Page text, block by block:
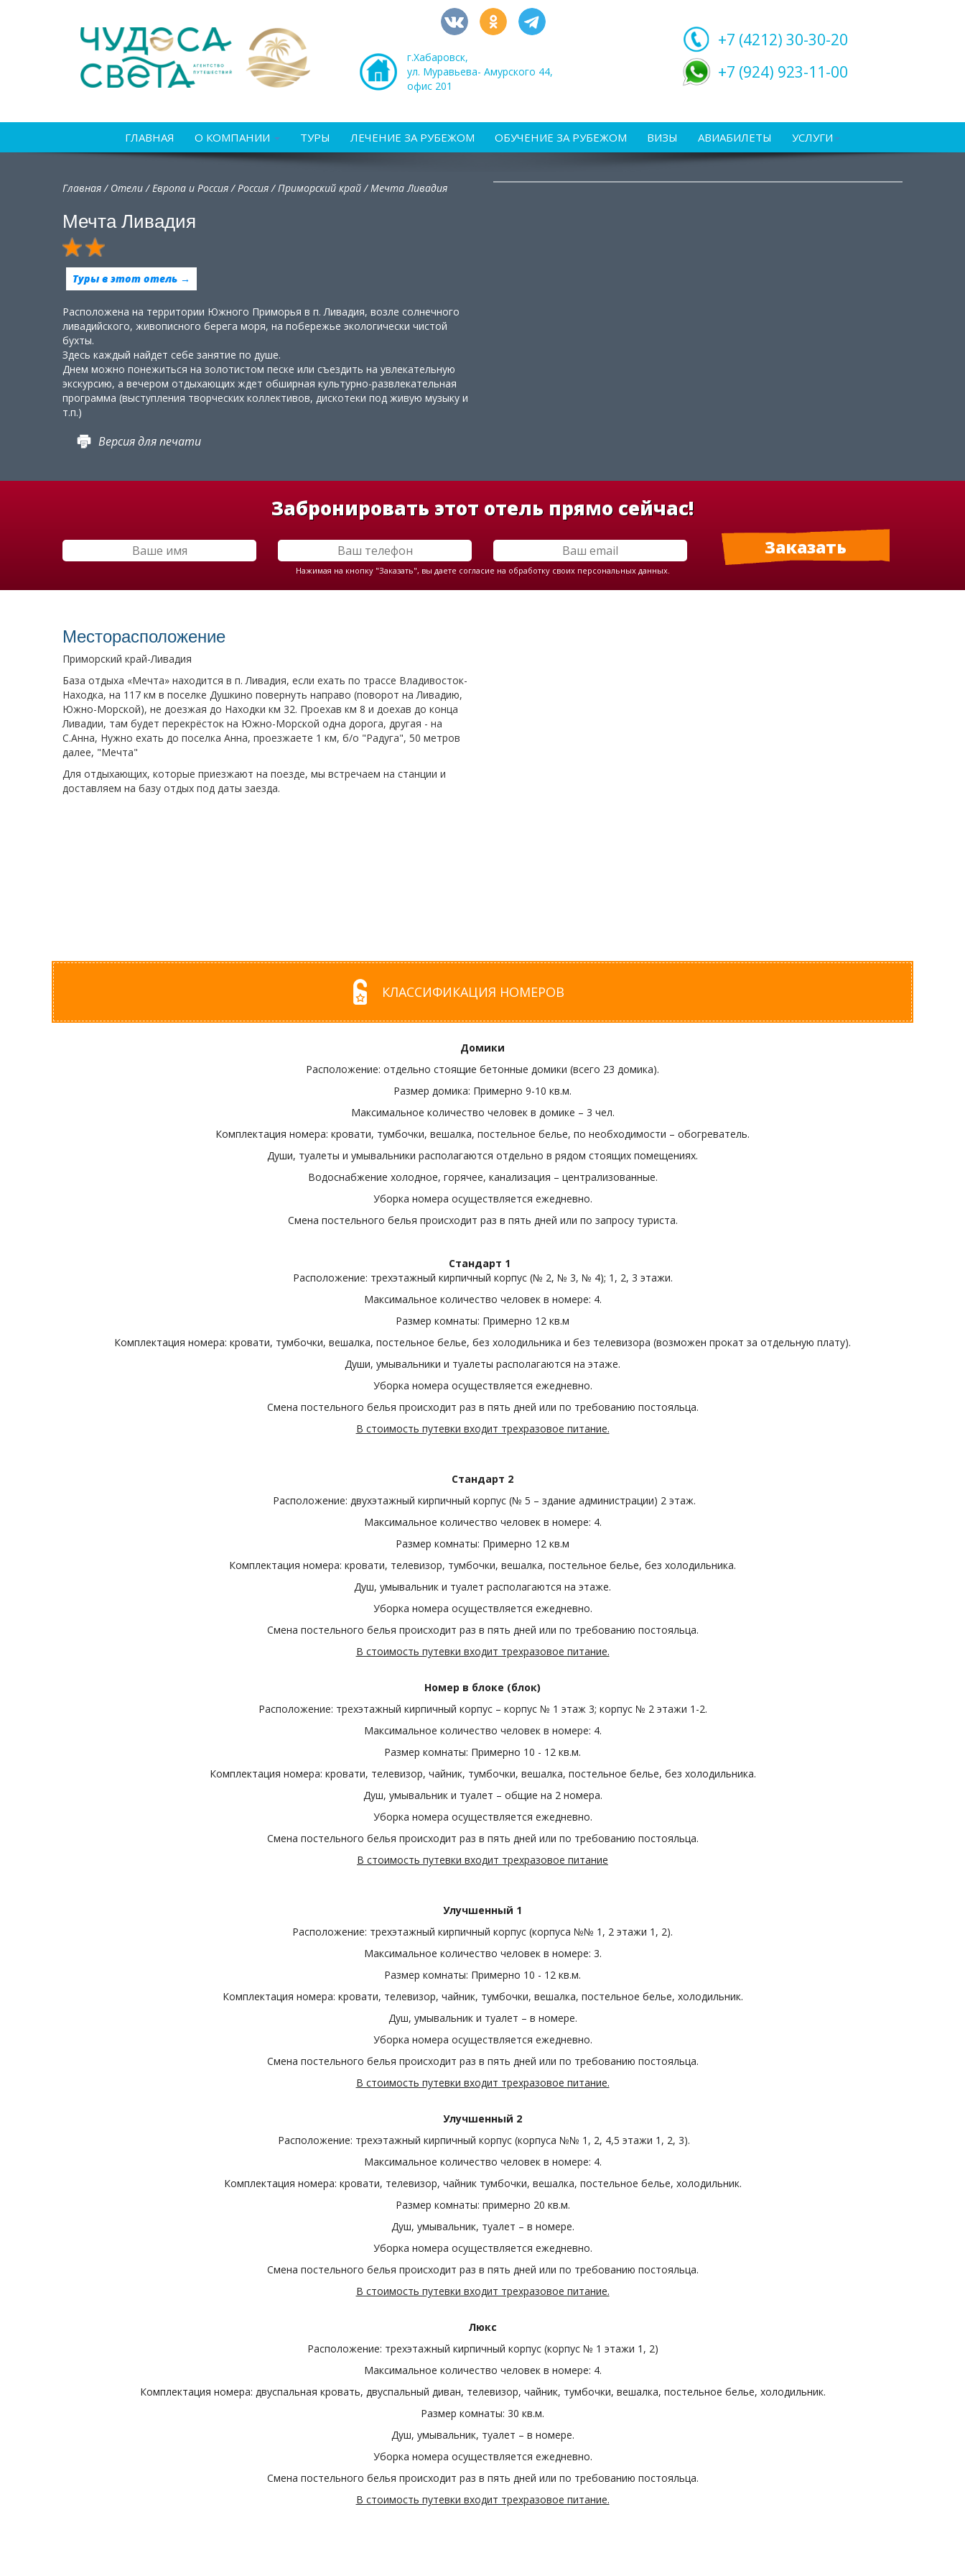
г.Хабаровск,
ул. Муравьева- Амурского 44,
офис 201
+7 (4212) 30-30-20
+7 (924) 923-11-00
ГЛАВНАЯ О КОМПАНИИ ТУРЫ ЛЕЧЕНИЕ ЗА РУБЕЖОМ ОБУЧЕНИЕ ЗА РУБЕЖОМ ВИЗЫ АВИАБИЛЕТЫ УСЛУГИ
Главная/ Отели/Европа и Россия/Россия/Приморский край /Мечта Ливадия
Мечта Ливадия
Туры в этот отель →
Расположена на территории Южного Приморья в п. Ливадия, возле солнечного
ливадийского, живописного берега моря, на побережье экологически чистой
бухты.
Здесь каждый найдет себе занятие по душе.
Днем можно понежиться на золотистом песке или съездить на увлекательную
экскурсию, а вечером отдыхающих ждет обширная культурно-развлекательная
программа (выступления творческих коллективов, дискотеки под живую музыку и
т.п.)
Версия для печати
Забронировать этот отель прямо сейчас!
Нажимая на кнопку "Заказать", вы даете согласие на обработку своих персональных данных.
Месторасположение
Приморский край-Ливадия
База отдыха «Мечта» находится в п. Ливадия, если ехать по трассе Владивосток-
Находка, на 117 км в поселке Душкино повернуть направо (поворот на Ливадию,
Южно-Морской), не доезжая до Находки км 32. Проехав км 8 и доехав до конца
Ливадии, там будет перекрёсток на Южно-Морской одна дорога, другая - на
С.Анна, Нужно ехать до поселка Анна, проезжаете 1 км, б/о "Радуга", 50 метров
далее, "Мечта"
Для отдыхающих, которые приезжают на поезде, мы встречаем на станции и
доставляем на базу отдых под даты заезда.
КЛАССИФИКАЦИЯ НОМЕРОВ
Домики
Расположение: отдельно стоящие бетонные домики (всего 23 домика).
Размер домика: Примерно 9-10 кв.м.
Максимальное количество человек в домике – 3 чел.
Комплектация номера: кровати, тумбочки, вешалка, постельное белье, по необходимости – обогреватель.
Души, туалеты и умывальники располагаются отдельно в рядом стоящих помещениях.
Водоснабжение холодное, горячее, канализация – централизованные.
Уборка номера осуществляется ежедневно.
Смена постельного белья происходит раз в пять дней или по запросу туриста.
Стандарт 1
Расположение: трехэтажный кирпичный корпус (№ 2, № 3, № 4); 1, 2, 3 этажи.
Максимальное количество человек в номере: 4.
Размер комнаты: Примерно 12 кв.м
Комплектация номера: кровати, тумбочки, вешалка, постельное белье, без холодильника и без телевизора (возможен прокат за отдельную плату).
Души, умывальники и туалеты располагаются на этаже.
Уборка номера осуществляется ежедневно.
Смена постельного белья происходит раз в пять дней или по требованию постояльца.
В стоимость путевки входит трехразовое питание.
Стандарт 2
Расположение: двухэтажный кирпичный корпус (№ 5 – здание администрации) 2 этаж.
Максимальное количество человек в номере: 4.
Размер комнаты: Примерно 12 кв.м
Комплектация номера: кровати, телевизор, тумбочки, вешалка, постельное белье, без холодильника.
Душ, умывальник и туалет располагаются на этаже.
Уборка номера осуществляется ежедневно.
Смена постельного белья происходит раз в пять дней или по требованию постояльца.
В стоимость путевки входит трехразовое питание.
Номер в блоке (блок)
Расположение: трехэтажный кирпичный корпус – корпус № 1 этаж 3; корпус № 2 этажи 1-2.
Максимальное количество человек в номере: 4.
Размер комнаты: Примерно 10 - 12 кв.м.
Комплектация номера: кровати, телевизор, чайник, тумбочки, вешалка, постельное белье, без холодильника.
Душ, умывальник и туалет – общие на 2 номера.
Уборка номера осуществляется ежедневно.
Смена постельного белья происходит раз в пять дней или по требованию постояльца.
В стоимость путевки входит трехразовое питание
Улучшенный 1
Расположение: трехэтажный кирпичный корпус (корпуса №№ 1, 2 этажи 1, 2).
Максимальное количество человек в номере: 3.
Размер комнаты: Примерно 10 - 12 кв.м.
Комплектация номера: кровати, телевизор, чайник, тумбочки, вешалка, постельное белье, холодильник.
Душ, умывальник и туалет – в номере.
Уборка номера осуществляется ежедневно.
Смена постельного белья происходит раз в пять дней или по требованию постояльца.
В стоимость путевки входит трехразовое питание.
Улучшенный 2
Расположение: трехэтажный кирпичный корпус (корпуса №№ 1, 2, 4,5 этажи 1, 2, 3).
Максимальное количество человек в номере: 4.
Комплектация номера: кровати, телевизор, чайник тумбочки, вешалка, постельное белье, холодильник.
Размер комнаты: примерно 20 кв.м.
Душ, умывальник, туалет – в номере.
Уборка номера осуществляется ежедневно.
Смена постельного белья происходит раз в пять дней или по требованию постояльца.
В стоимость путевки входит трехразовое питание.
Люкс
Расположение: трехэтажный кирпичный корпус (корпус № 1 этажи 1, 2)
Максимальное количество человек в номере: 4.
Комплектация номера: двуспальная кровать, двуспальный диван, телевизор, чайник, тумбочки, вешалка, постельное белье, холодильник.
Размер комнаты: 30 кв.м.
Душ, умывальник, туалет – в номере.
Уборка номера осуществляется ежедневно.
Смена постельного белья происходит раз в пять дней или по требованию постояльца.
В стоимость путевки входит трехразовое питание.